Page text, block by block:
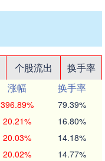
个股流出
换手率
涨幅
换手率
396.89% 79.39%
20.21% 16.80%
20.03% 14.18%
20.02% 14.77%